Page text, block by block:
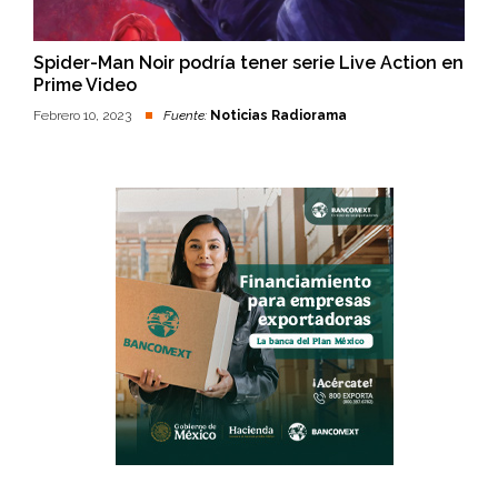
Spider-Man Noir podría tener serie Live Action en
Prime Video
Febrero 10, 2023 Fuente: Noticias Radiorama